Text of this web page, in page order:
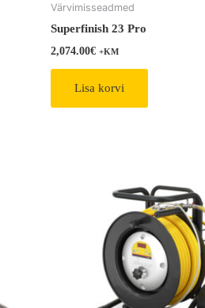
Värvimisseadmed
Superfinish 23 Pro
2,074.00€ +KM
Lisa korvi